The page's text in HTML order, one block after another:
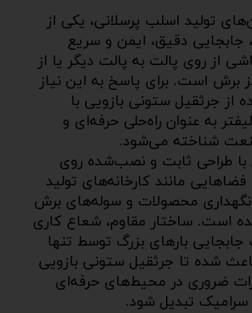
تولید اسلب پرسلانی، یکی از
جابجایی دقیق، ایمن و سریع
از روی پالت به پالت دیگر یا از
برش است. برای پاسخ به این نیاز
از جرثقیل ستونی بازویی با
به عنوان راه‌حلی حرفه‌ای و
شناخته می‌شود.
با طراحی ثابت و نصب‌شده روی
مانند کارخانه‌های تولید
نگهداری محصولات و سوله‌های برش
است. ساختار مقاوم، شعاع کاری
بارهای بزرگ توسط تنها
باعث شده تا جرثقیل ستونی بازویی
ضروری در محیط‌های حرفه‌ای
تبدیل شود.